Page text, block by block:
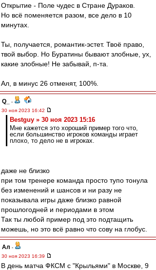
Открытие - Поле чудес в Стране Дураков.
Но всё поменяется разом, все дело в 10
минутах.
Ты, получается, романтик-эстет. Твоё право,
твой выбор. Но Буратины бывают злобные, ух,
какие злобные! Не забывай, п-та.
Ал, в минус 26 отменят, 100%.
Q_
-
30 ноя 2023 16:42
Bestguy » 30 ноя 2023 15:16
Мне кажется это хороший пример того что,
если большинство игроков команды играет
плохо, то дело не в игроках.
даже не близко
при том тренере команда просто тупо тонула
без изменений и шансов и ни разу не
показывала игры даже близко равной
прошлогодней и периодами в этом
Так ты любой пример под это подтащить
можешь, но это всё равно что сову на глобус.
Ал -
30 ноя 2023 16:39
В день матча ФКСМ с "Крыльями" в Москве, 9